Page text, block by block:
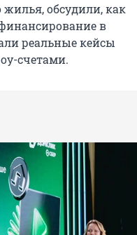
обсудили, как
в
реальные кейсы
счетами.